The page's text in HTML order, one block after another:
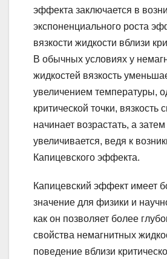
эффекта заключается в
экспоненциального роста
вязкости жидкости вблизи
В обычных условиях у
жидкостей вязкость
увеличением температуры,
критической точки, вязкость
начинает возрастать, а затем
увеличивается, ведя к
Капицевского эффекта.
Капицевский эффект имеет
значение для физики и
как он позволяет более
свойства немагнитных
поведение вблизи